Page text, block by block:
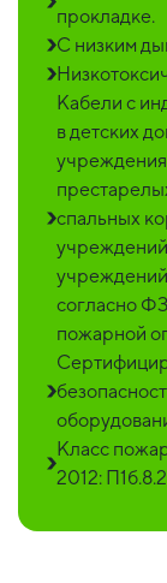
прокладке.
С низким
Кабели с
в детских
спальных
учреждений
учреждений
согласно
пожарной
Класс
2012: